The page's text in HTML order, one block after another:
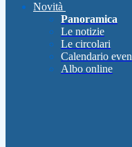
Novità
Panoramica
Le notizie
Le circolari
Calendario
Albo online